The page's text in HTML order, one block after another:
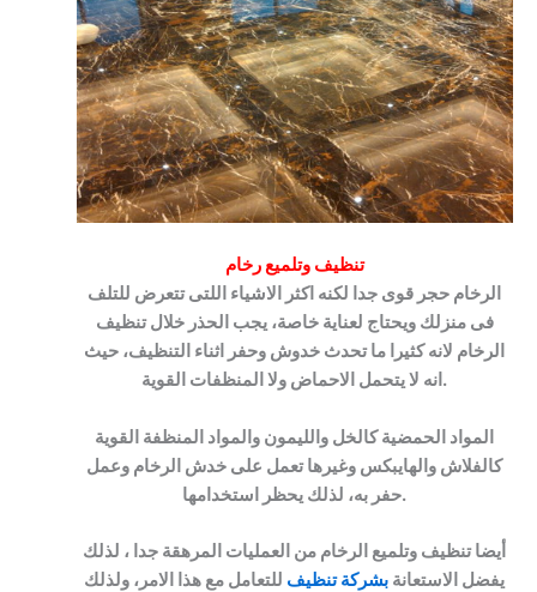
تنظيف وتلميع رخام
الرخام حجر قوى جدا لكنه اكثر الاشياء اللتى تتعرض للتلف
فى منزلك ويحتاج لعناية خاصة، يجب الحذر خلال تنظيف
الرخام لانه كثيرا ما تحدث خدوش وحفر اثناء التنظيف، حيث
انه لا يتحمل الاحماض ولا المنظفات القوية.
المواد الحمضية كالخل والليمون والمواد المنظفة القوية
كالفلاش والهايبكس وغيرها تعمل على خدش الرخام وعمل
حفر به، لذلك يحظر استخدامها.
أيضا تنظيف وتلميع الرخام من العمليات المرهقة جدا ، لذلك
يفضل الاستعانة بشركة تنظيف للتعامل مع هذا الامر، ولذلك